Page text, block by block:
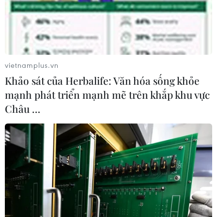
trí các chỉ huy tại mặt trận Ukraine
05/08/2026 15:26
Đâm dao ở trung tâm London, một
nữ nghi phạm bị bắt giữ
05/08/2026 15:07
Nhiều chuyến bay tại Đức chuyển
hướng do vật thể bay gần đường
băng
05/08/2026 10:54
Dự luật trừng phạt Nga của
Mỹ có thể khiến châu Âu chịu tác
vietnamplus.vn
Khảo sát của Herbalife: Văn hóa sống khỏe
mạnh phát triển mạnh mẽ trên khắp khu vực
Châu …